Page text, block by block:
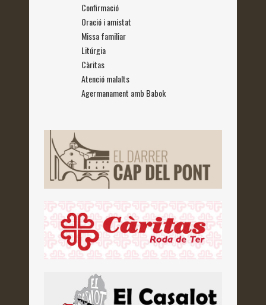
Confirmació
Oració i amistat
Missa familiar
Litúrgia
Càritas
Atenció malalts
Agermanament amb Babok